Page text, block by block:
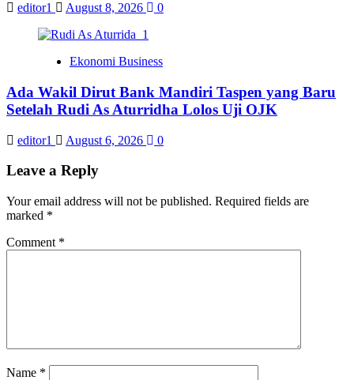
editor1 August 8, 2026 0
Ekonomi Business
Ada Wakil Dirut Bank Mandiri Taspen yang Baru
Setelah Rudi As Aturridha Lolos Uji OJK
editor1 August 6, 2026 0
Leave a Reply
Your email address will not be published. Required fields are
marked *
Comment *
Name *